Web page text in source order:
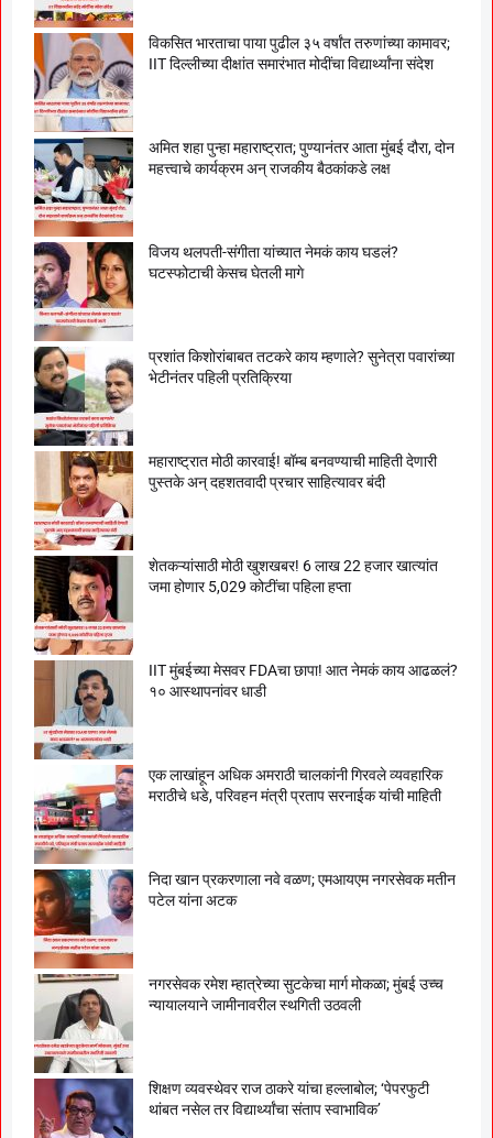
विकसित भारताचा पाया पुढील ३५ वर्षांत तरुणांच्या कामावर;
IIT दिल्लीच्या दीक्षांत समारंभात मोदींचा विद्यार्थ्यांना संदेश
अमित शहा पुन्हा महाराष्ट्रात; पुण्यानंतर आता मुंबई दौरा, दोन
महत्त्वाचे कार्यक्रम अन् राजकीय बैठकांकडे लक्ष
विजय थलपती-संगीता यांच्यात नेमकं काय घडलं?
घटस्फोटाची केसच घेतली मागे
प्रशांत किशोरांबाबत तटकरे काय म्हणाले? सुनेत्रा पवारांच्या
भेटीनंतर पहिली प्रतिक्रिया
महाराष्ट्रात मोठी कारवाई! बॉम्ब बनवण्याची माहिती देणारी
पुस्तके अन् दहशतवादी प्रचार साहित्यावर बंदी
शेतकऱ्यांसाठी मोठी खुशखबर! 6 लाख 22 हजार खात्यांत
जमा होणार 5,029 कोटींचा पहिला हप्ता
IIT मुंबईच्या मेसवर FDAचा छापा! आत नेमकं काय आढळलं?
१० आस्थापनांवर धाडी
एक लाखांहून अधिक अमराठी चालकांनी गिरवले व्यवहारिक
मराठीचे धडे, परिवहन मंत्री प्रताप सरनाईक यांची माहिती
निदा खान प्रकरणाला नवे वळण; एमआयएम नगरसेवक मतीन
पटेल यांना अटक
नगरसेवक रमेश म्हात्रेच्या सुटकेचा मार्ग मोकळा; मुंबई उच्च
न्यायालयाने जामीनावरील स्थगिती उठवली
शिक्षण व्यवस्थेवर राज ठाकरे यांचा हल्लाबोल; ‘पेपरफुटी
थांबत नसेल तर विद्यार्थ्यांचा संताप स्वाभाविक’